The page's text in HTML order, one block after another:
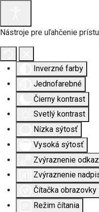
Nástroje pre uľahčenie
Inverzné farby
Jednofarebné
Čierny kontrast
Svetlý kontrast
Nízka sýtosť
Vysoká sýtosť
Zvýraznenie
Zvýraznenie
Čítačka obrazovky
Režim čítania